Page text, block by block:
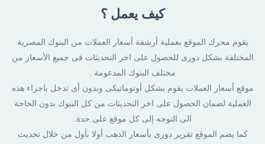
كيف يعمل ؟
يقوم محرك الموقع بعملية أرشفة أسعار العملات من البنوك المصرية
المختلفة بشكل دورى للحصول على اخر التحديثات فى جميع الأسعار من
مختلف البنوك المدعومة .
موقع أسعار العملات يقوم بشكل أوتوماتيكى وبدون أى تدخل باجراء هذه
العملية لضمان الحصول على اخر التحديثات من كل البنوك بدون الحاجة
الى التوجه إلى كل موقع على حدة.
كما يضم الموقع تقرير دورى بأسعار الذهب أولا بأول من خلال تحديث